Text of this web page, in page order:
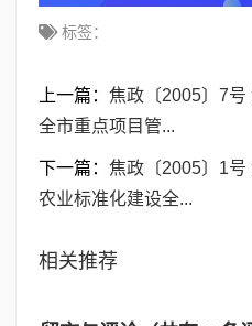
标签：
上一篇： 焦政〔2005〕7号
全市重点项目管...
下一篇： 焦政〔2005〕1
农业标准化建设全...
相关推荐